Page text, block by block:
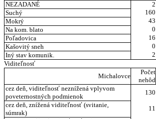
NEZADANÉ
2
Suchý
160
Mokrý
43
Na kom. blato
0
Poľadovica
16
Kašovitý sneh
0
Iný stav komunik.
2
Viditeľnosť
Michalovce
Počet
nehôd
cez deň, viditeľnosť neznížená vplyvom
poveternostných podmienok
130
cez deň, znížená viditeľnosť (svitanie,
súmrak)
11